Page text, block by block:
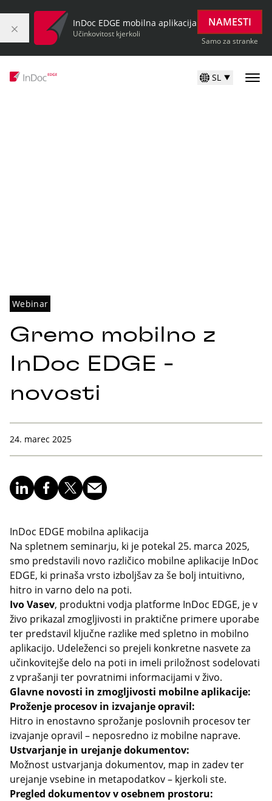
InDoc EDGE mobilna aplikacija
Učinkovitost kjerkoli
NAMESTI
Samo za stranke
SL
Webinar
Gremo mobilno z
InDoc EDGE -
novosti
24. marec 2025
InDoc EDGE mobilna aplikacija
Na spletnem seminarju, ki je potekal 25. marca 2025,
smo predstavili novo različico mobilne aplikacije InDoc
EDGE, ki prinaša vrsto izboljšav za še bolj intuitivno,
hitro in varno delo na poti.
Ivo Vasev, produktni vodja platforme InDoc EDGE, je v
živo prikazal zmogljivosti in praktične primere uporabe
ter predstavil ključne razlike med spletno in mobilno
aplikacijo. Udeleženci so prejeli konkretne nasvete za
učinkovitejše delo na poti in imeli priložnost sodelovati
z vprašanji ter povratnimi informacijami v živo.
Glavne novosti in zmogljivosti mobilne aplikacije:
Proženje procesov in izvajanje opravil:
Hitro in enostavno sprožanje poslovnih procesov ter
izvajanje opravil – neposredno iz mobilne naprave.
Ustvarjanje in urejanje dokumentov:
Možnost ustvarjanja dokumentov, map in zadev ter
urejanje vsebine in metapodatkov – kjerkoli ste.
Pregled dokumentov v osebnem prostoru: